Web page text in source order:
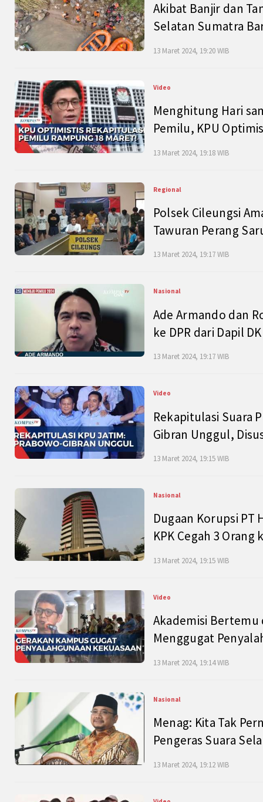
Akibat Banjir dan
Selatan Sumatra
13 Maret 2024, 19:20 WIB
Video
Menghitung Hari
Pemilu, KPU
13 Maret 2024, 19:18 WIB
Regional
Polsek Cileungsi
Tawuran Perang
13 Maret 2024, 19:17 WIB
Nasional
Ade Armando dan
ke DPR dari Dapil
13 Maret 2024, 19:17 WIB
Video
Rekapitulasi Suara
Gibran Unggul,
13 Maret 2024, 19:15 WIB
Nasional
Dugaan Korupsi PT
KPK Cegah 3 Orang
13 Maret 2024, 19:15 WIB
Video
Akademisi Bertemu
Menggugat
13 Maret 2024, 19:14 WIB
Nasional
Menag: Kita Tak
Pengeras Suara
13 Maret 2024, 19:12 WIB